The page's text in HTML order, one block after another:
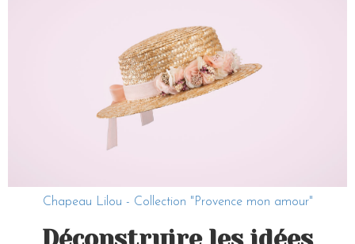
Chapeau Lilou - Collection "Provence mon amour"